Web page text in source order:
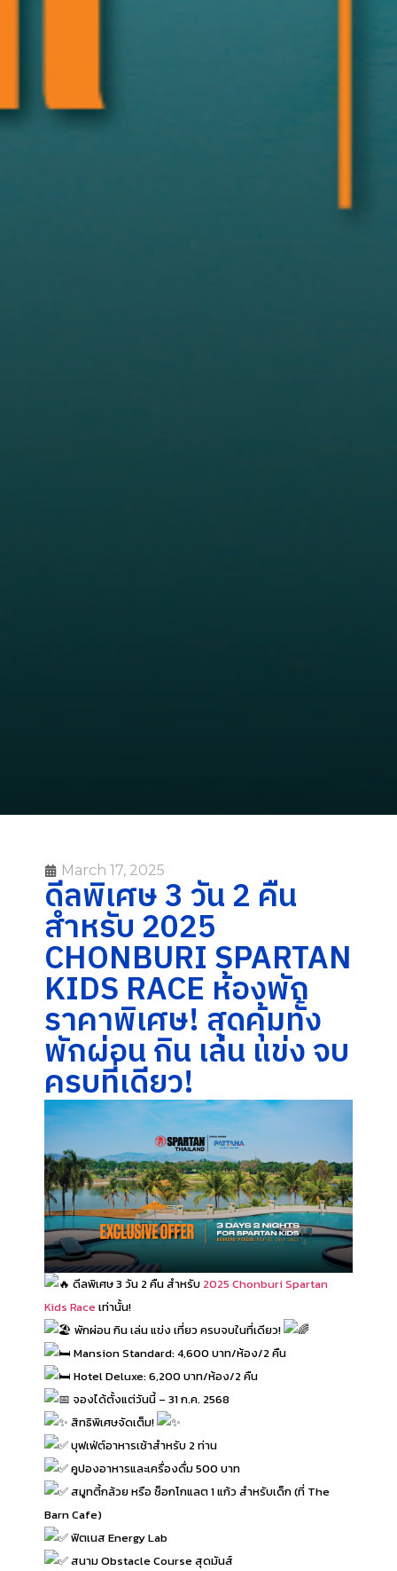
March 17, 2025
ดีลพิเศษ 3 วัน 2 คืน
สำหรับ 2025
CHONBURI SPARTAN
KIDS RACE ห้องพัก
ราคาพิเศษ! สุดคุ้มทั้ง
พักผ่อน กิน เล่น แข่ง จบ
ครบที่เดียว!
ดีลพิเศษ 3 วัน 2 คืน สำหรับ 2025 Chonburi Spartan
Kids Raceเท่านั้น!
พักผ่อน กิน เล่น แข่ง เที่ยว ครบจบในที่เดียว!
Mansion Standard: 4,600 บาท/ห้อง/2 คืน
Hotel Deluxe: 6,200 บาท/ห้อง/2 คืน
จองได้ตั้งแต่วันนี้ – 31 ก.ค. 2568
สิทธิพิเศษจัดเต็ม!
บุฟเฟ่ต์อาหารเช้าสำหรับ 2 ท่าน
คูปองอาหารและเครื่องดื่ม 500 บาท
สมูทตี้กล้วย หรือ ช็อกโกแลต 1 แก้ว สำหรับเด็ก (ที่ The
Barn Cafe)
ฟิตเนส Energy Lab
สนาม Obstacle Course สุดมันส์